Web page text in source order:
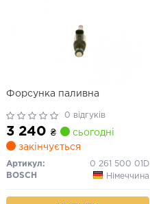
Форсунка паливна
0 відгуків
3 240 ₴
сьогодні
закінчується
Артикул:
0 261 500 01D
BOSCH
Німеччина